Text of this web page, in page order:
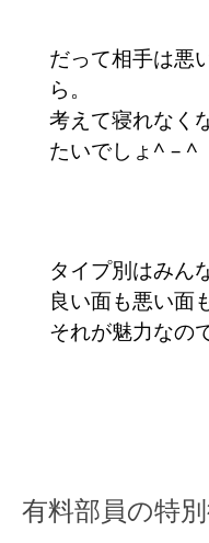
だって相手は悪
ら。
考えて寝れなく
たいでしょ^ – ^
タイプ別はみん
良い面も悪い面
それが魅力なの
有料部員の特